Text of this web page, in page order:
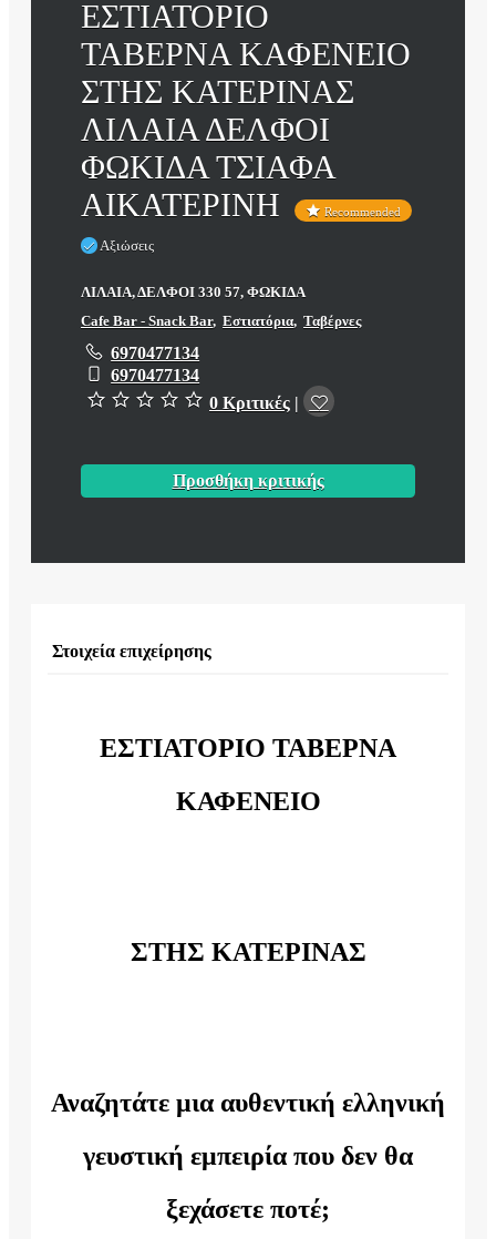
ΕΣΤΙΑΤΟΡΙΟ
ΤΑΒΕΡΝΑ ΚΑΦΕΝΕΙΟ
ΣΤΗΣ ΚΑΤΕΡΙΝΑΣ
ΛΙΛΑΙΑ ΔΕΛΦΟΙ
ΦΩΚΙΔΑ ΤΣΙΑΦΑ
ΑΙΚΑΤΕΡΙΝΗ
Recommended
Αξιώσεις
ΛΙΛΑΙΑ, ΔΕΛΦΟΙ 330 57, ΦΩΚΙΔΑ
Cafe Bar - Snack Bar, Εστιατόρια, Ταβέρνες
6970477134
6970477134
0 Κριτικές |
Προσθήκη κριτικής
Στοιχεία επιχείρησης
ΕΣΤΙΑΤΟΡΙΟ ΤΑΒΕΡΝΑ
ΚΑΦΕΝΕΙΟ
ΣΤΗΣ ΚΑΤΕΡΙΝΑΣ
Αναζητάτε μια αυθεντική ελληνική
γευστική εμπειρία που δεν θα
ξεχάσετε ποτέ;